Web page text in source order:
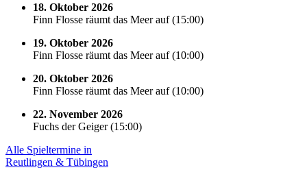
18. Oktober 2026
Finn Flosse räumt das Meer auf(15:00)
19. Oktober 2026
Finn Flosse räumt das Meer auf(10:00)
20. Oktober 2026
Finn Flosse räumt das Meer auf(10:00)
22. November 2026
Fuchs der Geiger(15:00)
Alle Spieltermine in
Reutlingen & Tübingen